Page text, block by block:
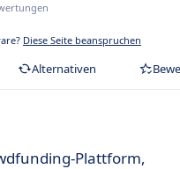
Diese Seite beanspruchen
Alternativen
Plattform,